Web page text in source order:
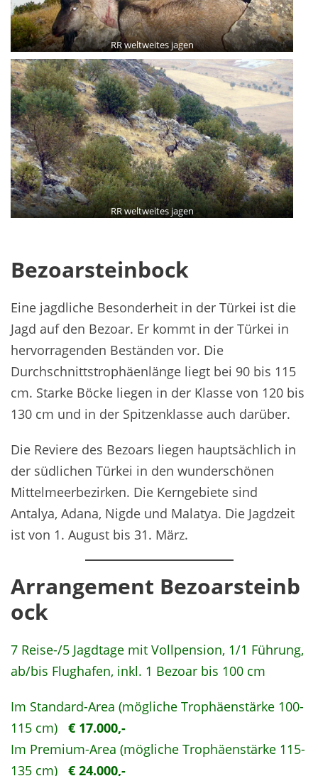
RR weltweites jagen
RR weltweites jagen
Bezoarsteinbock
Eine jagdliche Besonderheit in der Türkei ist die
Jagd auf den Bezoar. Er kommt in der Türkei in
hervorragenden Beständen vor. Die
Durchschnittstrophäenlänge liegt bei 90 bis 115
cm. Starke Böcke liegen in der Klasse von 120 bis
130 cm und in der Spitzenklasse auch darüber.
Die Reviere des Bezoars liegen hauptsächlich in
der südlichen Türkei in den wunderschönen
Mittelmeerbezirken. Die Kerngebiete sind
Antalya, Adana, Nigde und Malatya. Die Jagdzeit
ist von 1. August bis 31. März.
Arrangement Bezoarsteinb
ock
7 Reise-/5 Jagdtage mit Vollpension, 1/1 Führung,
ab/bis Flughafen, inkl. 1 Bezoar bis 100 cm
Im Standard-Area (mögliche Trophäenstärke 100-
115 cm) € 17.000,-
Im Premium-Area (mögliche Trophäenstärke 115-
135 cm) € 24.000,-